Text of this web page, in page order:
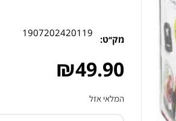
מק׳׳ט:
1907202420119
₪49.90
המלאי אזל